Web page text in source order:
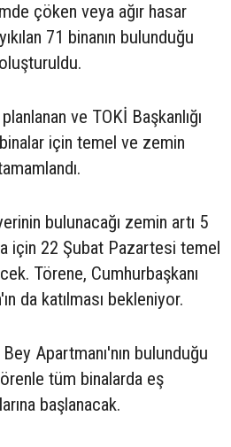
çöken veya ağır hasar
71 binanın bulunduğu
ve TOKİ Başkanlığı
için temel ve zemin
bulunacağı zemin artı 5
için 22 Şubat Pazartesi temel
Törene, Cumhurbaşkanı
da katılması bekleniyor.
Bey Apartmanı'nın bulunduğu
tüm binalarda eş
başlanacak.